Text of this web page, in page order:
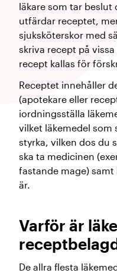
läkare som tar
utfärdar receptet,
sjuksköterskor med
skriva recept på
recept kallas för
Receptet innehåller
(apotekare eller
iordningsställa
vilket läkemedel som
styrka, vilken dos du
ska ta medicinen
fastande mage)
är.
Varför är
De allra flesta